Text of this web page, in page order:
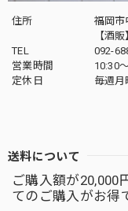
住所
福
【酒
TEL
092-
営業時間
10:30
定休日
毎週月
送料について
ご購入額が20,000
てのご購入がお得